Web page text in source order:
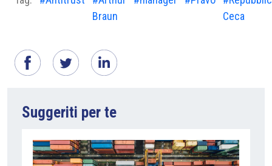
Braun
Ceca
Suggeriti per te